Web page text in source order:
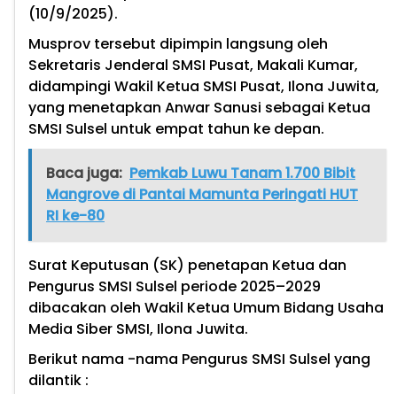
(10/9/2025).
Musprov tersebut dipimpin langsung oleh
Sekretaris Jenderal SMSI Pusat, Makali Kumar,
didampingi Wakil Ketua SMSI Pusat, Ilona Juwita,
yang menetapkan Anwar Sanusi sebagai Ketua
SMSI Sulsel untuk empat tahun ke depan.
Baca juga: Pemkab Luwu Tanam 1.700 Bibit
Mangrove di Pantai Mamunta Peringati HUT
RI ke-80
Surat Keputusan (SK) penetapan Ketua dan
Pengurus SMSI Sulsel periode 2025–2029
dibacakan oleh Wakil Ketua Umum Bidang Usaha
Media Siber SMSI, Ilona Juwita.
Berikut nama -nama Pengurus SMSI Sulsel yang
dilantik :